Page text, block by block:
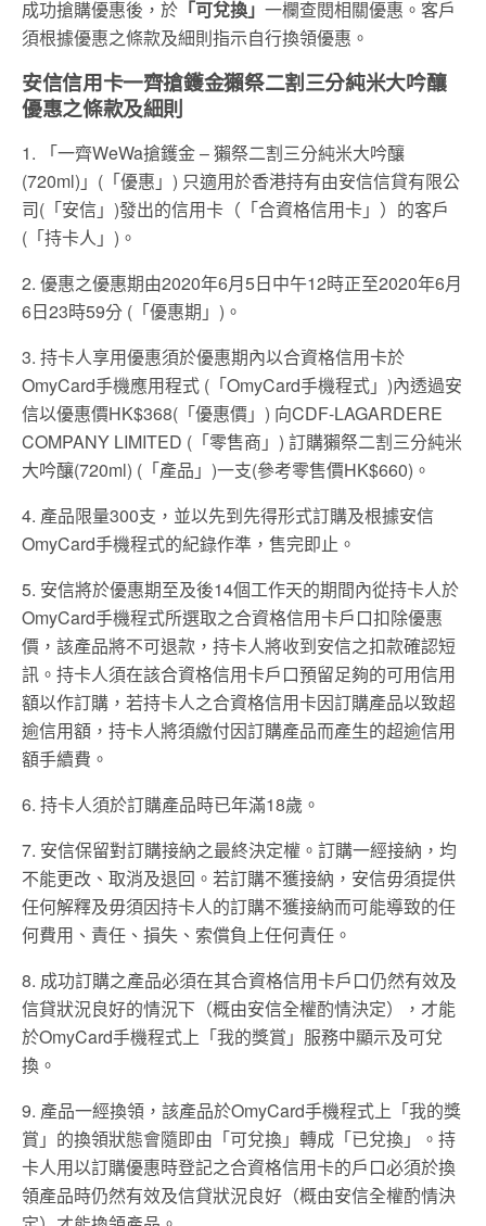
成功搶購優惠後，於 「可兌換」 一欄查閱相關優惠。客戶
須根據優惠之條款及細則指示自行換領優惠。
安信信用卡一齊搶鑊金獺祭二割三分純米大吟釀
優惠之條款及細則
1. 「一齊WeWa搶鑊金 – 獺祭二割三分純米大吟釀
(720ml)」(「優惠」) 只適用於香港持有由安信信貸有限公
司(「安信」)發出的信用卡（「合資格信用卡」）的客戶
(「持卡人」)。
2. 優惠之優惠期由2020年6月5日中午12時正至2020年6月
6日23時59分 (「優惠期」)。
3. 持卡人享用優惠須於優惠期內以合資格信用卡於
OmyCard手機應用程式 (「OmyCard手機程式」)內透過安
信以優惠價HK$368(「優惠價」) 向CDF-LAGARDERE
COMPANY LIMITED (「零售商」) 訂購獺祭二割三分純米
大吟釀(720ml) (「產品」)一支(參考零售價HK$660)。
4. 產品限量300支，並以先到先得形式訂購及根據安信
OmyCard手機程式的紀錄作準，售完即止。
5. 安信將於優惠期至及後14個工作天的期間內從持卡人於
OmyCard手機程式所選取之合資格信用卡戶口扣除優惠
價，該產品將不可退款，持卡人將收到安信之扣款確認短
訊。持卡人須在該合資格信用卡戶口預留足夠的可用信用
額以作訂購，若持卡人之合資格信用卡因訂購產品以致超
逾信用額，持卡人將須繳付因訂購產品而產生的超逾信用
額手續費。
6. 持卡人須於訂購產品時已年滿18歲。
7. 安信保留對訂購接納之最終決定權。訂購一經接納，均
不能更改、取消及退回。若訂購不獲接納，安信毋須提供
任何解釋及毋須因持卡人的訂購不獲接納而可能導致的任
何費用、責任、損失、索償負上任何責任。
8. 成功訂購之產品必須在其合資格信用卡戶口仍然有效及
信貸狀況良好的情況下（概由安信全權酌情決定），才能
於OmyCard手機程式上「我的獎賞」服務中顯示及可兌
換。
9. 產品一經換領，該產品於OmyCard手機程式上「我的獎
賞」的換領狀態會隨即由「可兌換」轉成「已兌換」。持
卡人用以訂購優惠時登記之合資格信用卡的戶口必須於換
領產品時仍然有效及信貸狀況良好（概由安信全權酌情決